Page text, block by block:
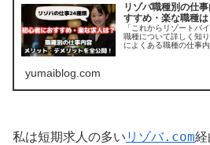
リゾバ職種別の仕
すすめ・楽な職種は
「これからリゾートバ
職種について詳しく知
によくある職種の仕事
yumaiblog.com
私は短期求人の多い リゾバ.com経